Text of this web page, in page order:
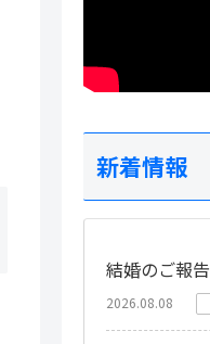
新着情報
結婚のご報告
2026.08.08